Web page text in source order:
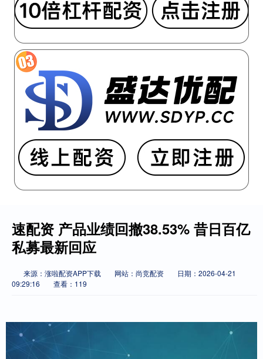
速配资 产品业绩回撤38.53% 昔日百亿
私募最新回应
来源：涨啦配资APP下载 网站：尚竞配资
日期：2026-04-21
09:29:16
查看：119